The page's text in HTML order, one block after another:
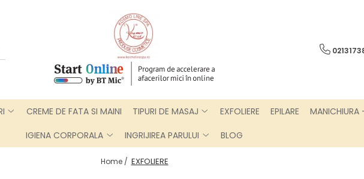
CREME DE FATA SI MAINI TIPURI DE MASAJ EXFOLIERE EPILARE MANICHIURA
IGIENA CORPORALA
INGRIJIREA PARULUI BLOG
Home / EXFOLIERE